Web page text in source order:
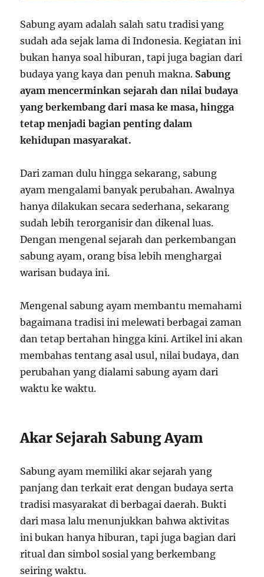
Sabung ayam adalah salah satu tradisi yang
sudah ada sejak lama di Indonesia. Kegiatan ini
bukan hanya soal hiburan, tapi juga bagian dari
budaya yang kaya dan penuh makna. Sabung
ayam mencerminkan sejarah dan nilai budaya
yang berkembang dari masa ke masa, hingga
tetap menjadi bagian penting dalam
kehidupan masyarakat.
Dari zaman dulu hingga sekarang, sabung
ayam mengalami banyak perubahan. Awalnya
hanya dilakukan secara sederhana, sekarang
sudah lebih terorganisir dan dikenal luas.
Dengan mengenal sejarah dan perkembangan
sabung ayam, orang bisa lebih menghargai
warisan budaya ini.
Mengenal sabung ayam membantu memahami
bagaimana tradisi ini melewati berbagai zaman
dan tetap bertahan hingga kini. Artikel ini akan
membahas tentang asal usul, nilai budaya, dan
perubahan yang dialami sabung ayam dari
waktu ke waktu.
Akar Sejarah Sabung Ayam
Sabung ayam memiliki akar sejarah yang
panjang dan terkait erat dengan budaya serta
tradisi masyarakat di berbagai daerah. Bukti
dari masa lalu menunjukkan bahwa aktivitas
ini bukan hanya hiburan, tapi juga bagian dari
ritual dan simbol sosial yang berkembang
seiring waktu.